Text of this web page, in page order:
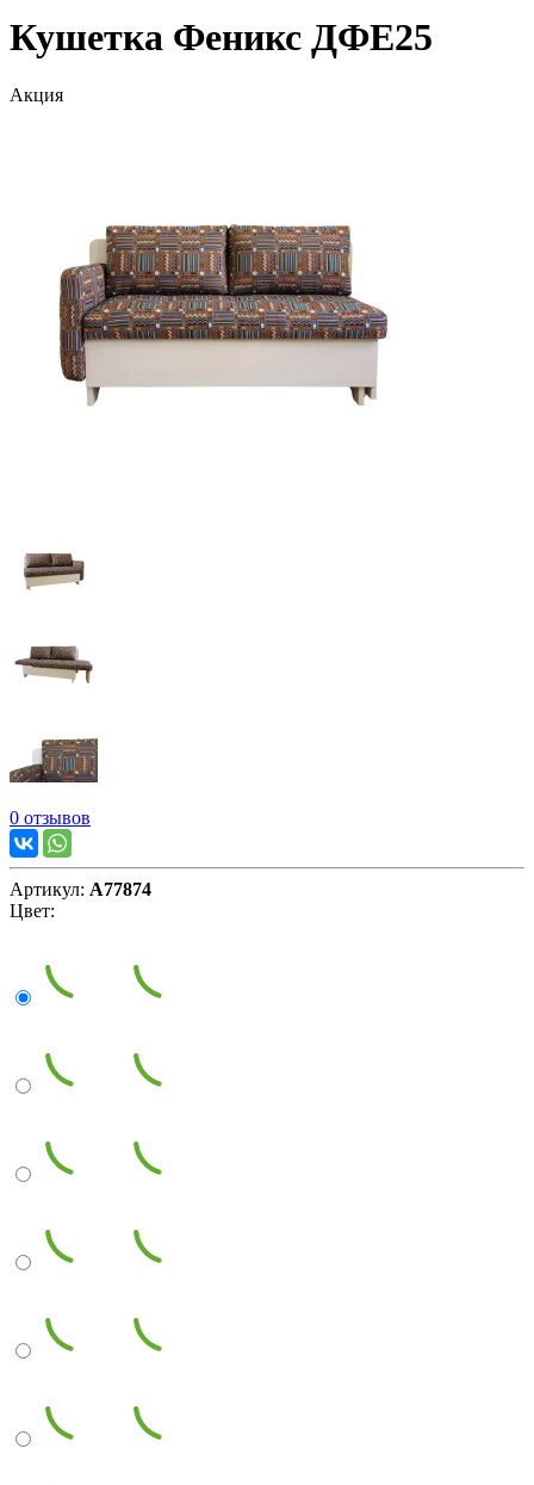
Кушетка Феникс ДФЕ25
Акция
0 отзывов
Артикул: А77874
Цвет: